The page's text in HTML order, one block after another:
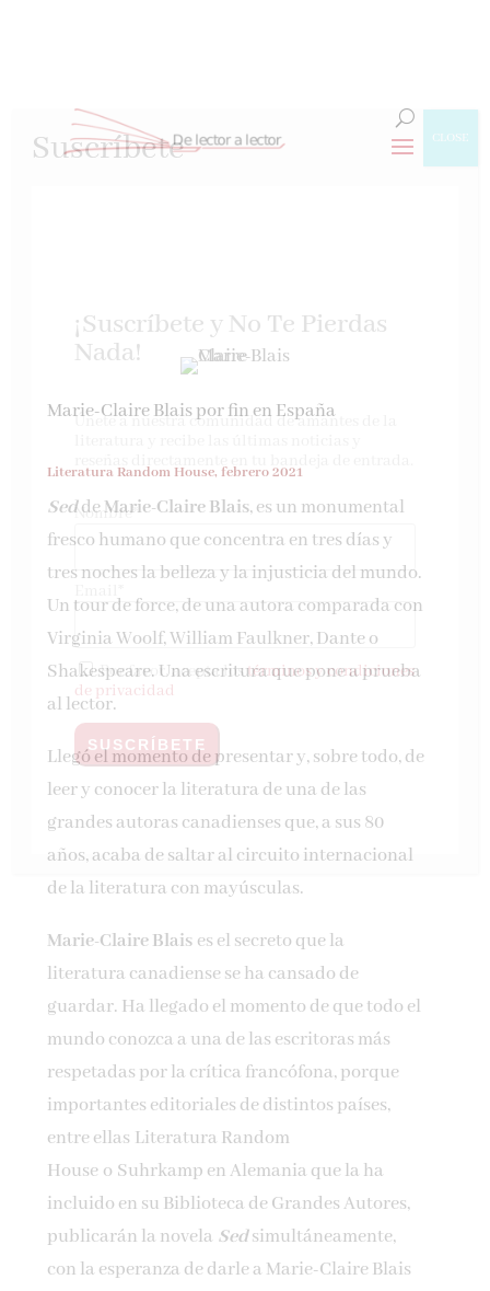
Marie-Claire Blais por fin en España
Literatura Random House, febrero 2021
SeddeMarie-Claire Blais, es un monumental
fresco humano que concentra en tres días y
tres noches la belleza y la injusticia del mundo.
Un tour de force, de una autora comparada con
Virginia Woolf, William Faulkner, Dante o
Shakespeare. Una escritura que pone a prueba
al lector.
Llegó el momento de presentar y, sobre todo, de
leer y conocer la literatura de una de las
grandes autoras canadienses que, a sus 80
años, acaba de saltar al circuito internacional
de la literatura con mayúsculas.
Marie-Claire Blais es el secreto que la
literatura canadiense se ha cansado de
guardar. Ha llegado el momento de que todo el
mundo conozca a una de las escritoras más
respetadas por la crítica francó­fona, porque
importantes editoriales de distintos países,
entre ellas Literatura Random
House o Suhrkamp en Alemania que la ha
incluido en su Biblioteca de Grandes Autores,
publicarán la novela Sedsimultáneamente,
con la esperanza de darle a Marie-Claire Blais
Suscríbete
¡Suscríbete y No Te Pierdas
Nada!
Únete a nuestra comunidad de amantes de la
Nombre*
Por favor, acepta lostérminos y condiciones
de privacidad
CLOSE